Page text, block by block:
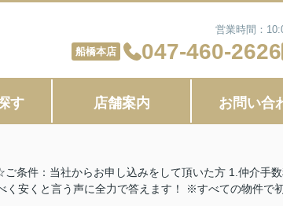
営業時間：
船橋本店
047-460-2626
す 店舗案内 お問い合
件：当社からお申し込みをして頂いた方 1.仲介手
安くと言う声に全力で答えます！ ※すべての物件で